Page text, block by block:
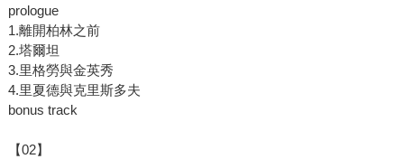
prologue
1.離開柏林之前
2.塔爾坦
3.里格勞與金英秀
4.里夏德與克里斯多夫
bonus track
【02】